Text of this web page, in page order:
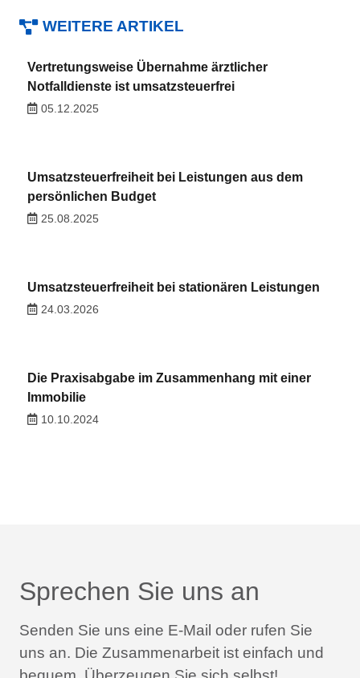
WEITERE ARTIKEL
Vertretungsweise Übernahme ärztlicher
Notfalldienste ist umsatzsteuerfrei
05.12.2025
Umsatzsteuerfreiheit bei Leistungen aus dem
persönlichen Budget
25.08.2025
Umsatzsteuerfreiheit bei stationären Leistungen
24.03.2026
Die Praxisabgabe im Zusammenhang mit einer
Immobilie
10.10.2024
Sprechen Sie uns an
Senden Sie uns eine E-Mail oder rufen Sie
uns an. Die Zusammenarbeit ist einfach und